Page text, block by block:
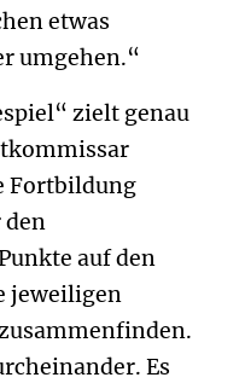
etwas
umgehen.“
zielt genau
Fortbildung
auf den
jeweiligen
Es